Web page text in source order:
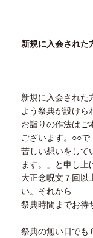
新規に入会された
新規に入会された
よう祭典が設けら
お詣りの作法はご
ございます。 ○○で
苦しい想いをして
ます。」と申し上
大正念呪文７回
い。それから
祭典時間までお待
祭典の無い日でも